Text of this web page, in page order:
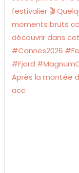
Après la montée
acc